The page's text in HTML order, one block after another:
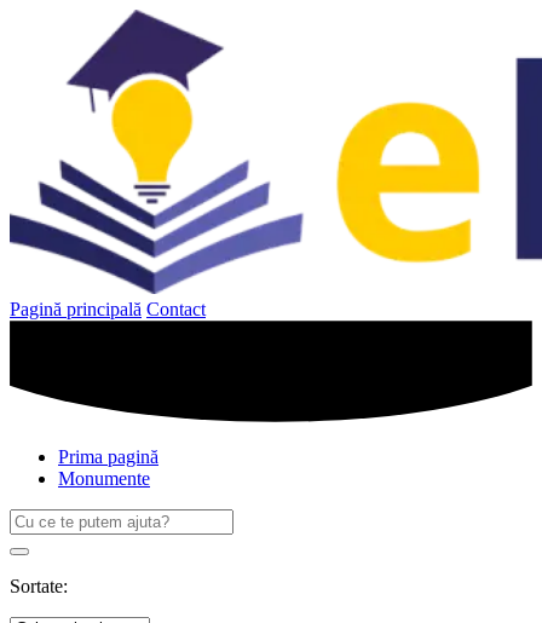
Pagină principală Contact
Prima pagină
Monumente
Caută
după:
Search
Sortate: